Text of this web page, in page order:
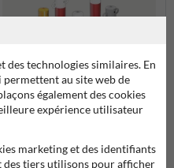
Poteau de guidage
des technologies similaires. En
au site web de
également des cookies
expérience utilisateur
marketing et des identifiants
des tiers utilisons pour afficher